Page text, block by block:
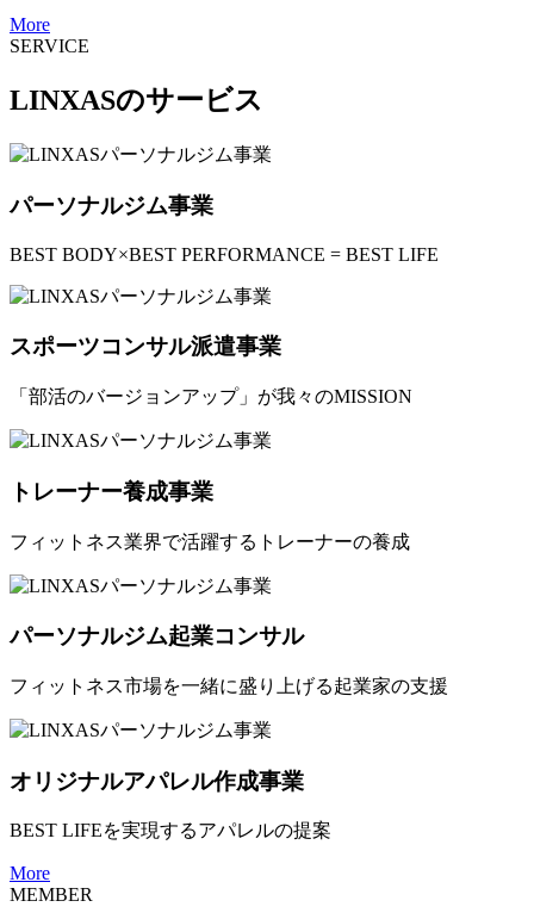
More
SERVICE
LINXASのサービス
パーソナルジム事業
BEST BODY×BEST PERFORMANCE = BEST LIFE
スポーツコンサル派遣事業
「部活のバージョンアップ」が我々のMISSION
トレーナー養成事業
フィットネス業界で活躍するトレーナーの養成
パーソナルジム起業コンサル
フィットネス市場を一緒に盛り上げる起業家の支援
オリジナルアパレル作成事業
BEST LIFEを実現するアパレルの提案
More
MEMBER